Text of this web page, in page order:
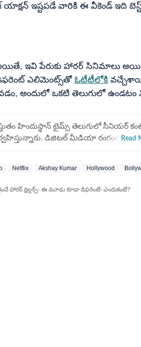
ఇష్టపడే వారికి ఈ వీకెండ్ ఇది
ఇవి పేరుకు హారర్ సినిమాలు
ఎలిమెంట్స్‌తోఓటీటీలోకి
అందులో ఒకటి తెలుగులో ఉండటం
హిందుస్థాన్ టైమ్స్ తెలుగులో సీనియర్
డిజిటల్ మీడియా రంగంలో
నాణ్యమైన కంటెంట్‌ను రూపొందించడంలో
Read
Netflix Akshay Kumar Hollywood
హారర్ థ్రిల్లర్స్- ఈ మూడు కూడా డిఫరెంటే- ఎందుకంటే?